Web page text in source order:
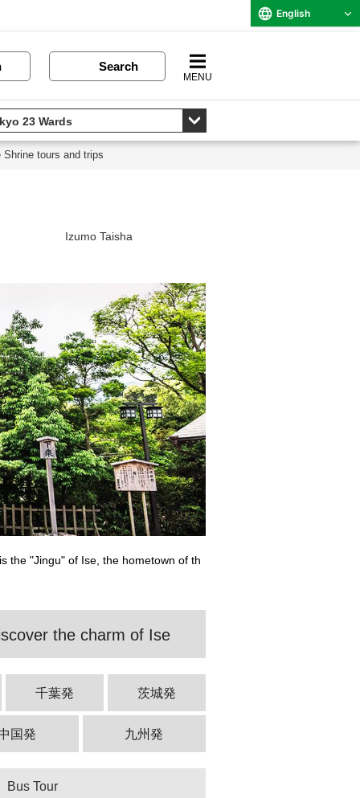
English
Search
MENU
tours and trips
Izumo Taisha
the "Jingu" of Ise, the hometown of th
the charm of Ise
千葉発 茨城発
国発 九州発
Bus Tour